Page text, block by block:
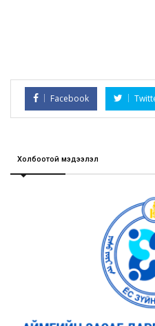
Facebook
Холбоотой мэдээлэл